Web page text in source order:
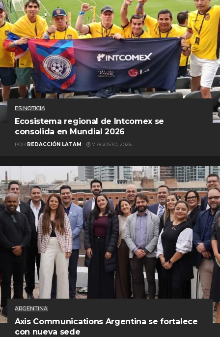
ES NOTICIA
Ecosistema regional de Intcomex se
consolida en Mundial 2026
POR REDACCIÓN LATAM 7 AGOSTO, 2026
ARGENTINA
Axis Communications Argentina se fortalece
con nueva sede